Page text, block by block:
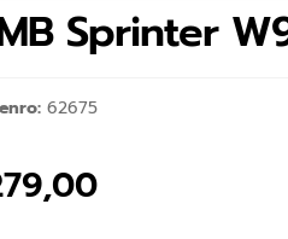
Sprinter
62675